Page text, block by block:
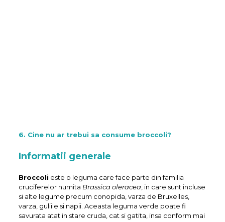
6. Cine nu ar trebui sa consume broccoli?
Informatii generale
Broccoli este o leguma care face parte din familia
cruciferelor numita Brassica oleracea, in care sunt incluse
si alte legume precum conopida, varza de Bruxelles,
varza, guliile si napii. Aceasta leguma verde poate fi
savurata atat in stare cruda, cat si gatita, insa conform mai